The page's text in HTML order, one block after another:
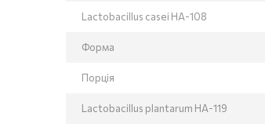
Lactobacillus casei HA-108
Форма
Порція
Lactobacillus plantarum HA-119